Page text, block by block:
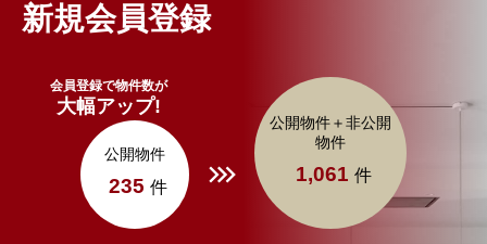
新規会員登録
会員登録で物件数が
大幅アップ!
公開物件
235 件
公開物件＋非公開
物件
1,061 件